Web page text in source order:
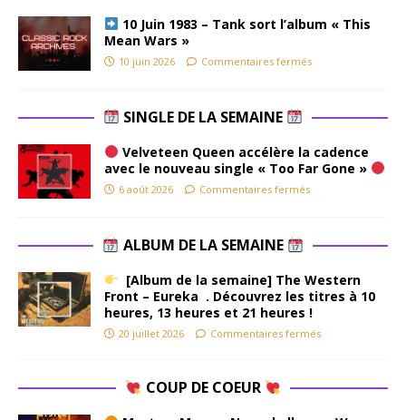
10 Juin 1983 – Tank sort l’album « This
Mean Wars »
10 juin 2026 Commentaires fermés
SINGLE DE LA SEMAINE
Velveteen Queen accélère la cadence
avec le nouveau single « Too Far Gone »
6 août 2026 Commentaires fermés
ALBUM DE LA SEMAINE
[Album de la semaine] The Western
Front – Eureka . Découvrez les titres à 10
heures, 13 heures et 21 heures !
20 juillet 2026 Commentaires fermés
COUP DE COEUR